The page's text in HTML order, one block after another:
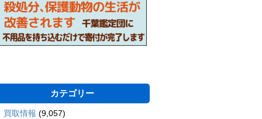
カテゴリー
買取情報 (9,057)